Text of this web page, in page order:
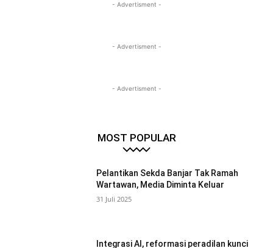
- Advertisment -
- Advertisment -
- Advertisment -
MOST POPULAR
Pelantikan Sekda Banjar Tak Ramah
Wartawan, Media Diminta Keluar
31 Juli 2025
Integrasi AI, reformasi peradilan kunci